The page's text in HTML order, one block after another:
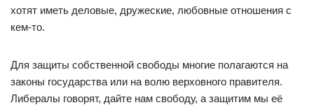
хотят иметь деловые, дружеские, любовные отношения с
кем-то.
Для защиты собственной свободы многие полагаются на
законы государства или на волю верховного правителя.
Либералы говорят, дайте нам свободу, а защитим мы её